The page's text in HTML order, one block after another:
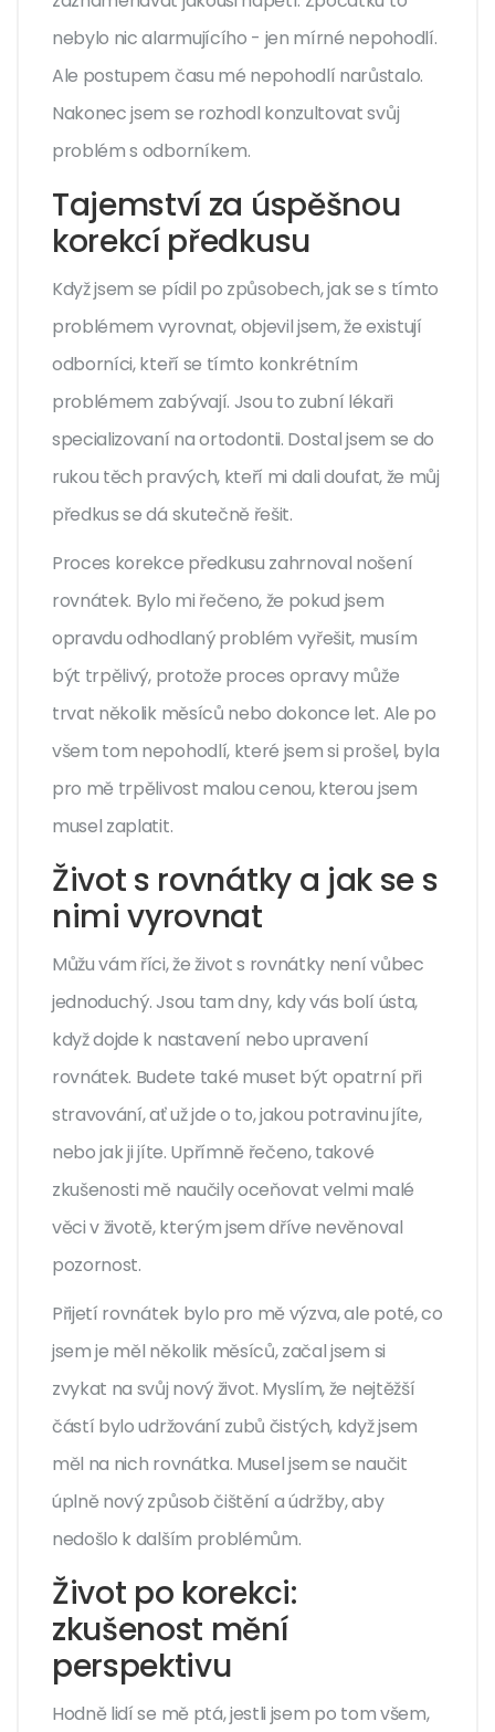
nebylo nic alarmujícího - jen mírné nepohodlí.
Ale postupem času mé nepohodlí narůstalo.
Nakonec jsem se rozhodl konzultovat svůj
problém s odborníkem.
Tajemství za úspěšnou
korekcí předkusu
Když jsem se pídil po způsobech, jak se s tímto
problémem vyrovnat, objevil jsem, že existují
odborníci, kteří se tímto konkrétním
problémem zabývají. Jsou to zubní lékaři
specializovaní na ortodontii. Dostal jsem se do
rukou těch pravých, kteří mi dali doufat, že můj
předkus se dá skutečně řešit.
Proces korekce předkusu zahrnoval nošení
rovnátek. Bylo mi řečeno, že pokud jsem
opravdu odhodlaný problém vyřešit, musím
být trpělivý, protože proces opravy může
trvat několik měsíců nebo dokonce let. Ale po
všem tom nepohodlí, které jsem si prošel, byla
pro mě trpělivost malou cenou, kterou jsem
musel zaplatit.
Život s rovnátky a jak se s
nimi vyrovnat
Můžu vám říci, že život s rovnátky není vůbec
jednoduchý. Jsou tam dny, kdy vás bolí ústa,
když dojde k nastavení nebo upravení
rovnátek. Budete také muset být opatrní při
stravování, ať už jde o to, jakou potravinu jíte,
nebo jak ji jíte. Upřímně řečeno, takové
zkušenosti mě naučily oceňovat velmi malé
věci v životě, kterým jsem dříve nevěnoval
pozornost.
Přijetí rovnátek bylo pro mě výzva, ale poté, co
jsem je měl několik měsíců, začal jsem si
zvykat na svůj nový život. Myslím, že nejtěžší
částí bylo udržování zubů čistých, když jsem
měl na nich rovnátka. Musel jsem se naučit
úplně nový způsob čištění a údržby, aby
nedošlo k dalším problémům.
Život po korekci:
zkušenost mění
perspektivu
Hodně lidí se mě ptá, jestli jsem po tom všem,